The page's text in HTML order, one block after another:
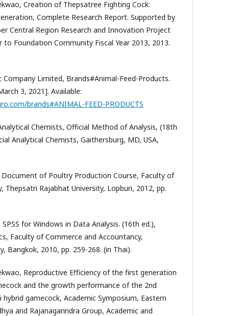
Creation of Thepsatree Fighting Cock:
Complete Research Report. Supported by
Central Region Research and Innovation Project
to Foundation Community Fiscal Year 2013, 2013.
Company Limited, Brands#Animal-Feed-Products.
3, 2021]. Available:
brands#ANIMAL-FEED-PRODUCTS
Chemists, Official Method of Analysis, (18th
Analytical Chemists, Gaithersburg, MD, USA,
Document of Poultry Production Course, Faculty of
Thepsatri Rajabhat University, Lopburi, 2012, pp.
SPSS for Windows in Data Analysis. (16th ed.),
Faculty of Commerce and Accountancy,
Bangkok, 2010, pp. 259-268. (in Thai).
Reproductive Efficiency of the first generation
and the growth performance of the 2nd
gamecock, Academic Symposium, Eastern
and Rajanagarindra Group, Academic and